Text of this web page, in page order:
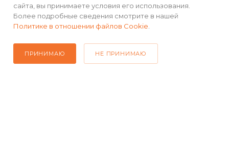
использования.
сайта, вы принимаете условия его использования.
Более подробные сведения смотрите в нашей
Политике в отношении файлов Cookie
ПРИНИМАЮ НЕ ПРИНИМАЮ